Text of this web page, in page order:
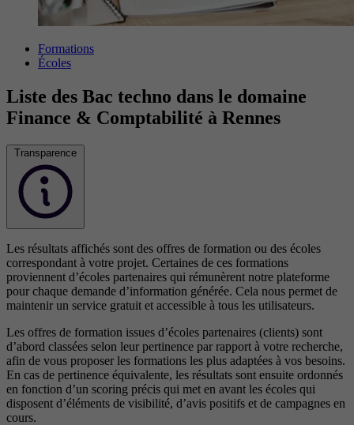
Formations
Écoles
Liste des Bac techno dans le domaine
Finance & Comptabilité à Rennes
Transparence
Les résultats affichés sont des offres de formation ou des écoles
correspondant à votre projet. Certaines de ces formations
proviennent d’écoles partenaires qui rémunèrent notre plateforme
pour chaque demande d’information générée. Cela nous permet de
maintenir un service gratuit et accessible à tous les utilisateurs.
Les offres de formation issues d’écoles partenaires (clients) sont
d’abord classées selon leur pertinence par rapport à votre recherche,
afin de vous proposer les formations les plus adaptées à vos besoins.
En cas de pertinence équivalente, les résultats sont ensuite ordonnés
en fonction d’un scoring précis qui met en avant les écoles qui
disposent d’éléments de visibilité, d’avis positifs et de campagnes en
cours.